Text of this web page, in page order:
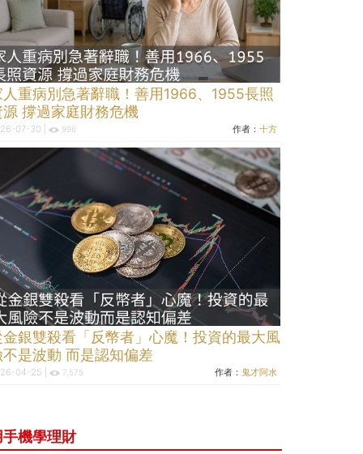
人重病別急著辭職！善用1966、1955長照
源 撐過家庭財務危機
07-30 | 996 作者：十方
金銀雙殺看「反幣者」心魔！投資的最大風
不是波動 而是認知偏差
04-25 | 7,575 作者： 鬼才阿水
手機學理財